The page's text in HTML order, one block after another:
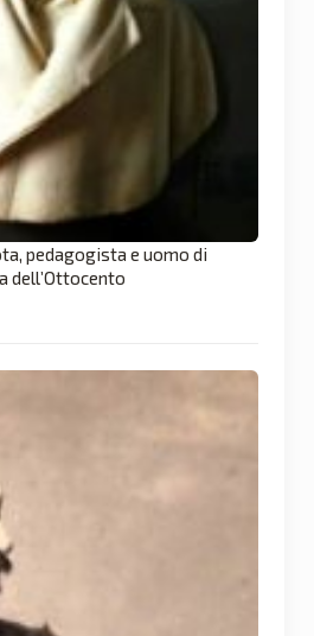
pedagogista e uomo di
dell’Ottocento